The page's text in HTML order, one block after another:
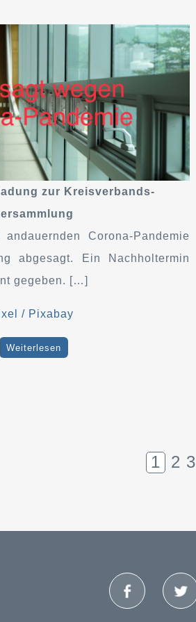
zur Kreisverbands­
Corona-Pandemie
abgesagt. Ein Nachholtermin
gegeben. […]
/ Pixabay
Weiterlesen
1 2 3